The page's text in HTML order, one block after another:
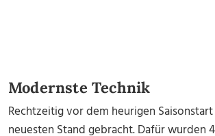
Modernste Technik
Rechtzeitig vor dem heurigen
neuesten Stand gebracht. Dafür wurden